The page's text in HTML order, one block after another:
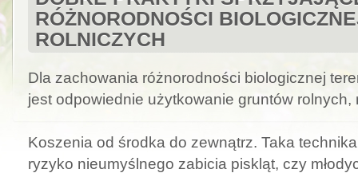
RÓŻNORODNOŚCI
ROLNICZYCH
Dla zachowania różnorodności biologicznej
jest odpowiednie użytkowanie gruntów rolnych,
Koszenia od środka do zewnątrz. Taka
ryzyko nieumyślnego zabicia piskląt, czy